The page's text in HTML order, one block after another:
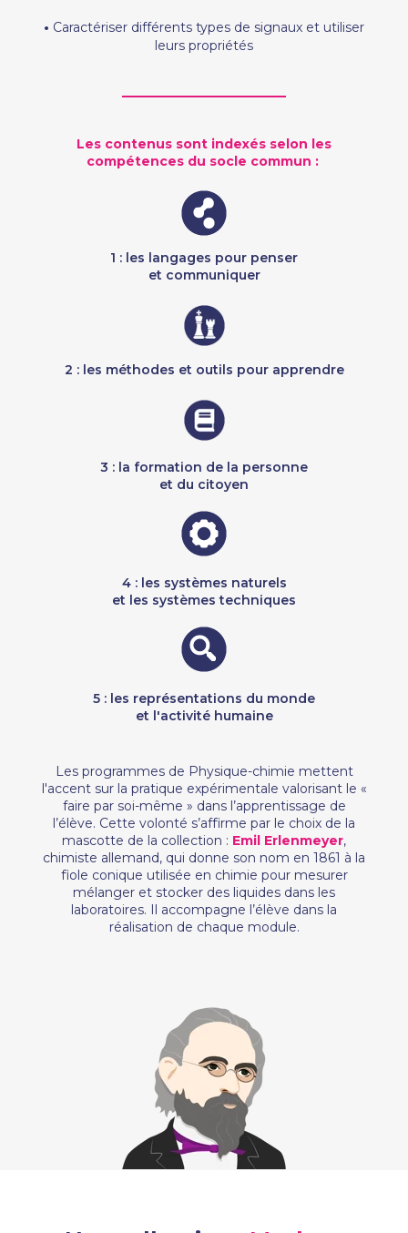
• Caractériser différents types de signaux et utiliser
leurs propriétés
Les contenus sont indexés selon les
compétences du socle commun : ​​
1 : les langages pour penser
et communiquer
2 : les méthodes et outils pour apprendre
3 : la formation de la personne
et du citoyen
4 : les systèmes naturels
et les systèmes techniques
5 : les représentations du monde
et l'activité humaine
Les programmes de Physique-chimie mettent
l'accent sur la pratique expérimentale valorisant le «
faire par soi-même » dans l’apprentissage de
l’élève. Cette volonté s’affirme par le choix de la
mascotte de la collection : Emil Erlenmeyer,
chimiste allemand, qui donne son nom en 1861 à la
fiole conique utilisée en chimie pour mesurer
mélanger et stocker des liquides dans les
laboratoires. Il accompagne l’élève dans la
réalisation de chaque module.